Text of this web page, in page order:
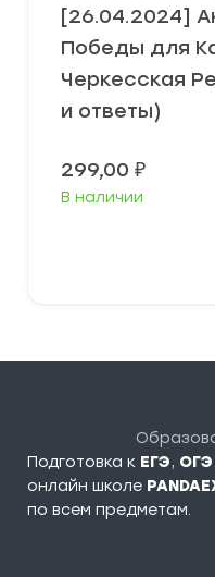
[26.04.2024]
Победы для
Черкесская
и ответы)
299,00 ₽
В наличии
Подготовка к ЕГЭ, ОГЭ
онлайн школе
по всем предметам.